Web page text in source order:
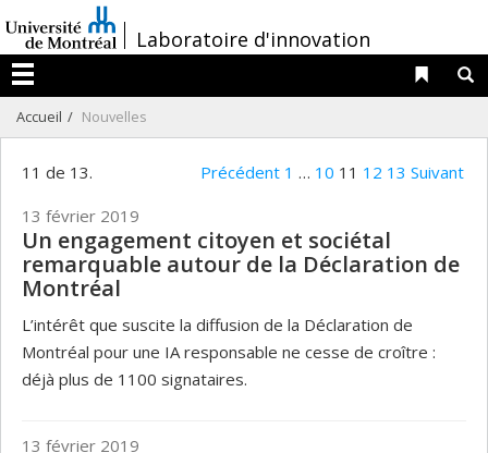
au
contenu
/Laboratoire d'innovation
Menu
Liens
Accueil Nouvelles
11 de 13. Précédent 1 … 10 11 12 13 Suivant
13 février 2019
Un engagement citoyen et sociétal
remarquable autour de la Déclaration de
Montréal
L’intérêt que suscite la diffusion de la Déclaration de
Montréal pour une IA responsable ne cesse de croître :
déjà plus de 1100 signataires.
13 février 2019